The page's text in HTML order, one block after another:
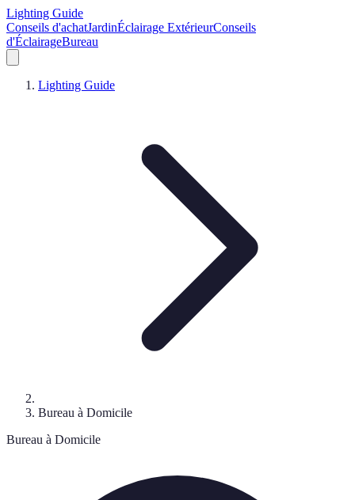
Lighting Guide
Conseils d'achatJardinÉclairage ExtérieurConseils
d'ÉclairageBureau
Lighting Guide
Bureau à Domicile
Bureau à Domicile